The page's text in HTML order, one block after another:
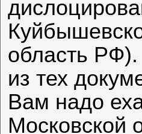
область
из тех
Вам надо
Московской